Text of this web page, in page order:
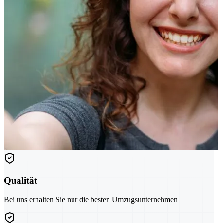
Qualität
Bei uns erhalten Sie nur die besten Umzugsunternehmen